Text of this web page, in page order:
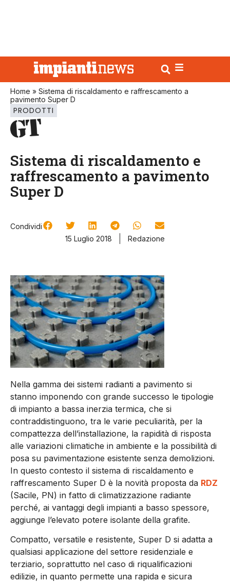
Home » Sistema di riscaldamento e raffrescamento a
pavimento Super D
PRODOTTI
Sistema di riscaldamento e
raffrescamento a pavimento
Super D
Condividi
15 Luglio 2018
Redazione
Nella gamma dei sistemi radianti a pavimento si
stanno imponendo con grande successo le tipologie
di impianto a bassa inerzia termica, che si
contraddistinguono, tra le varie peculiarità, per la
compattezza dell’installazione, la rapidità di risposta
alle variazioni climatiche in ambiente e la possibilità di
posa su pavimentazione esistente senza demolizioni.
In questo contesto il sistema di riscaldamento e
raffrescamento Super D è la novità proposta da RDZ
(Sacile, PN) in fatto di climatizzazione radiante
perché, ai vantaggi degli impianti a basso spessore,
aggiunge l’elevato potere isolante della grafite.
Compatto, versatile e resistente, Super D si adatta a
qualsiasi applicazione del settore residenziale e
terziario, soprattutto nel caso di riqualificazioni
edilizie, in quanto permette una rapida e sicura